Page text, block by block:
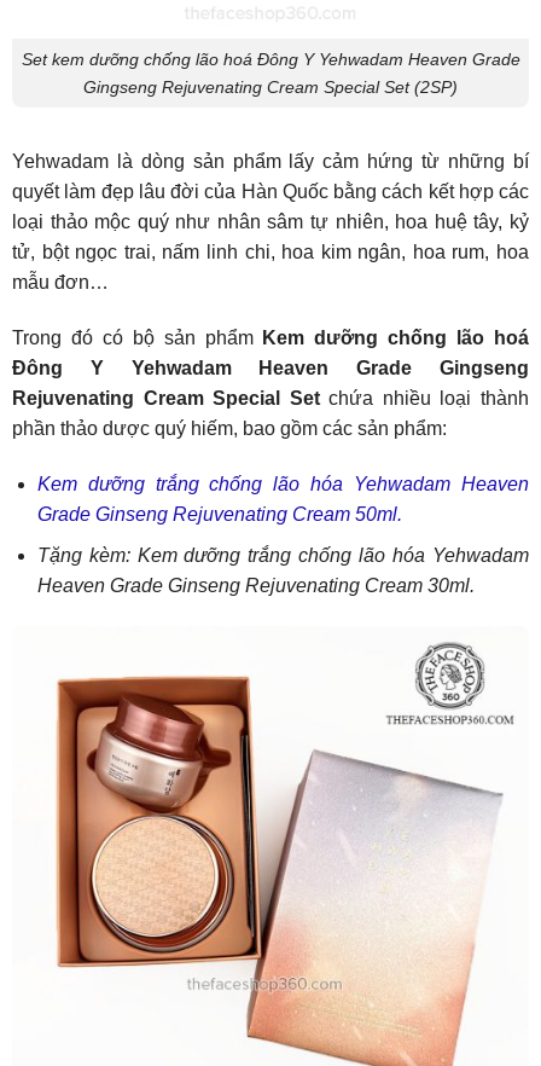
Set kem dưỡng chống lão hoá Đông Y Yehwadam Heaven Grade
Gingseng Rejuvenating Cream Special Set (2SP)
Yehwadam là dòng sản phẩm lấy cảm hứng từ những bí
quyết làm đẹp lâu đời của Hàn Quốc bằng cách kết hợp các
loại thảo mộc quý như nhân sâm tự nhiên, hoa huệ tây, kỷ
tử, bột ngọc trai, nấm linh chi, hoa kim ngân, hoa rum, hoa
mẫu đơn…
Trong đó có bộ sản phẩm Kem dưỡng chống lão hoá
Đông Y Yehwadam Heaven Grade Gingseng
Rejuvenating Cream Special Setchứa nhiều loại thành
phần thảo dược quý hiếm, bao gồm các sản phẩm:
Kem dưỡng trắng chống lão hóa Yehwadam Heaven
Grade Ginseng Rejuvenating Cream 50ml.
Tặng kèm: Kem dưỡng trắng chống lão hóa Yehwadam
Heaven Grade Ginseng Rejuvenating Cream 30ml.